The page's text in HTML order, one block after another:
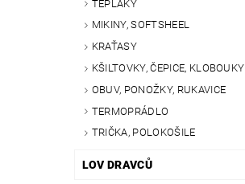
TEPLÁKY
MIKINY, SOFTSHEEL
KRAŤASY
KŠILTOVKY, ČEPICE, KLOBOUKY
OBUV, PONOŽKY, RUKAVICE
TERMOPRÁDLO
TRIČKA, POLOKOŠILE
LOV DRAVCŮ